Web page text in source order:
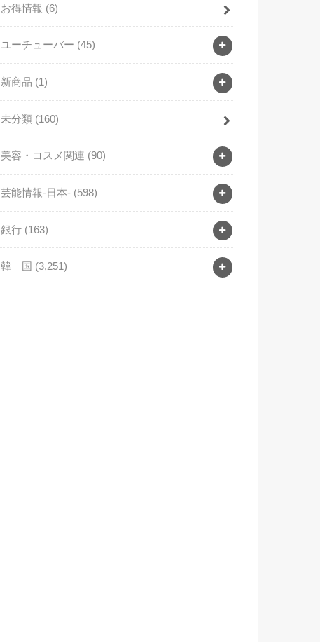
お得情報 (6)
ユーチューバー (45)
新商品 (1)
未分類 (160)
美容・コスメ関連 (90)
芸能情報-日本- (598)
銀行 (163)
韓 国 (3,251)